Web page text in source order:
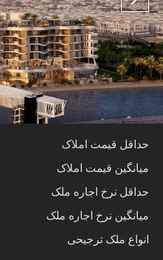
حداقل قیمت املاک
میانگین قیمت املاک
حداقل نرخ اجاره ملک
میانگین نرخ اجاره ملک
انواع ملک ترجیحی